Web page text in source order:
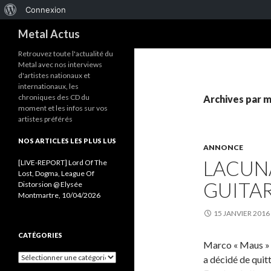
Metal Actus
Archives par
ANNONCE
15 JANVIER 2016
Marco « Maus »
a décidé de
Retrouvez toute l'actualité du
Metal avec nos interviews
d'artistes nationaux et
internationaux, les
chroniques des CD du
moment et les infos sur vos
artistes préférés
NOS ARTICLES LES PLUS LUS
[LIVE-REPORT] Lord Of The
Lost, Dogma, League Of
Distorsion @ Elysée
Montmartre, 10/04/2026
CATÉGORIES
C
propos
WordPress
Connexion